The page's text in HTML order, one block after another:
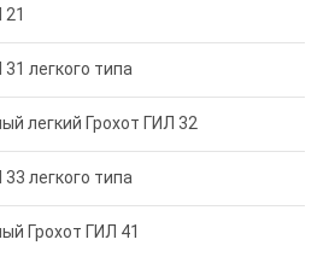
21
31 легкого типа
легкий Грохот ГИЛ 32
33 легкого типа
Грохот ГИЛ 41